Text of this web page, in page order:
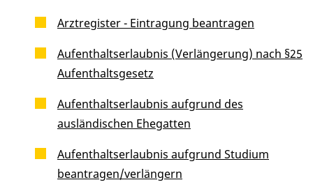
Arztregister - Eintragung beantragen
Aufenthaltserlaubnis (Verlängerung) nach §25
Aufenthaltsgesetz
Aufenthaltserlaubnis aufgrund des
ausländischen Ehegatten
Aufenthaltserlaubnis aufgrund Studium
beantragen/verlängern